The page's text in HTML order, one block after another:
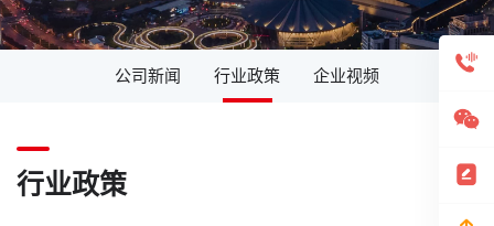
公司新闻 行业政策 企业视频
行业政策